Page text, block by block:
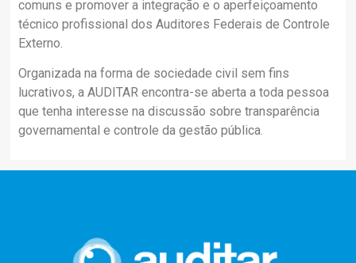
comuns e promover a integração e o aperfeiçoamento
técnico profissional dos Auditores Federais de Controle
Externo.
Organizada na forma de sociedade civil sem fins
lucrativos, a AUDITAR encontra-se aberta a toda pessoa
que tenha interesse na discussão sobre transparência
governamental e controle da gestão pública.